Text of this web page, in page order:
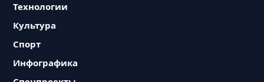
Технологии
Культура
Спорт
Инфографика